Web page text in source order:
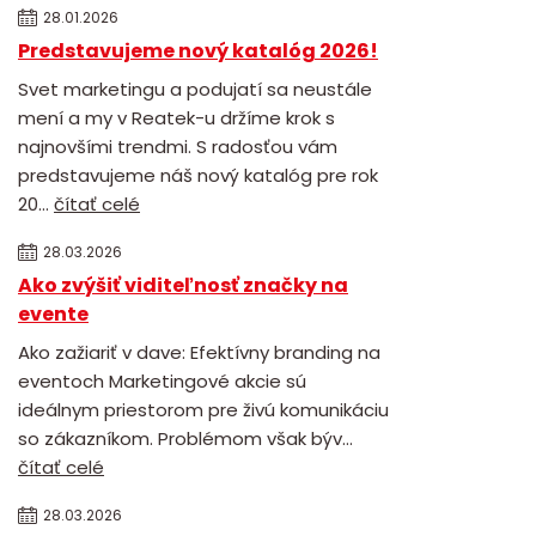
28.01.2026
Predstavujeme nový katalóg 2026!
Svet marketingu a podujatí sa neustále
mení a my v Reatek-u držíme krok s
najnovšími trendmi. S radosťou vám
predstavujeme náš nový katalóg pre rok
20... čítať celé
28.03.2026
Ako zvýšiť viditeľnosť značky na
evente
Ako zažiariť v dave: Efektívny branding na
eventoch Marketingové akcie sú
ideálnym priestorom pre živú komunikáciu
so zákazníkom. Problémom však býv...
čítať celé
28.03.2026